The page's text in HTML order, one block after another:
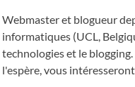
Webmaster et blogueur
informatiques (UCL,
technologies et le
l'espère, vous